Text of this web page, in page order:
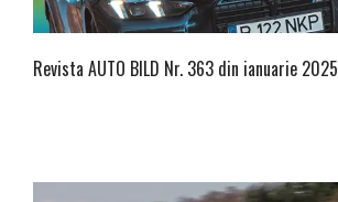
Revista AUTO BILD Nr. 363 din ianuarie 2025